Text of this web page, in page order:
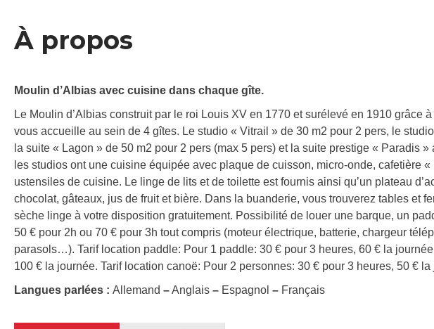
À propos
Moulin d’Albias avec cuisine dans chaque gîte.
Le Moulin d’Albias construit par le roi Louis XV en 1770 et surélevé en 1910 grâce
vous accueille au sein de 4 gîtes. Le studio « Vitrail » de 30 m2 pour 2 pers, le
la suite « Lagon » de 50 m2 pour 2 pers (max 5 pers) et la suite prestige « Paradis »
les studios ont une cuisine équipée avec plaque de cuisson, micro-onde, cafetière «
ustensiles de cuisine. Le linge de lits et de toilette est fournis ainsi qu’un plateau
chocolat, gâteaux, jus de fruit et bière. Dans la buanderie, vous trouverez tables et
sèche linge à votre disposition gratuitement. Possibilité de louer une barque, un
50 € pour 2h ou 70 € pour 3h tout compris (moteur électrique, batterie, chargeur
parasols…). Tarif location paddle: Pour 1 paddle: 30 € pour 3 heures, 60 € la
100 € la journée. Tarif location canoë: Pour 2 personnes: 30 € pour 3 heures, 50 € la
Langues parlées : Allemand –Anglais – Espagnol – Français